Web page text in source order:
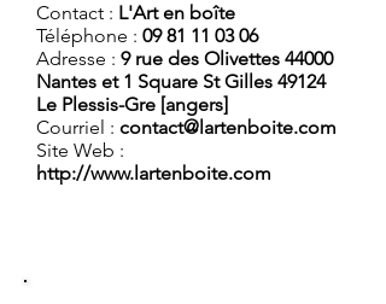
Contact : L'Art en boîte
Téléphone : 09 81 11 03 06
Adresse : 9 rue des Olivettes 44000
Nantes et 1 Square St Gilles 49124
Le Plessis-Gre [angers]
Courriel : contact@lartenboite.com
Site Web :
http://www.lartenboite.com